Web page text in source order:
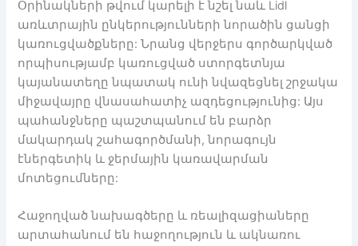
Օրինակների թվում կարելի է նշել նաև Lidl
առևտրային ընկերությունների նորածին ցանցի
կառուցվածքները: Նրանց վերջերս գործարկված
որպիսությամբ կառուցված ստորգետնյա
կայանատեղը նպատակ ունի նվազեցնել շրջակա
միջավայրը վնասահատիչ ազդեցությունից: Այս
պահանջները պաշտպանում են բարձր
մակարդակ շահագործմանի, նորագույն
էներգետիկ և ջերմային կառավարման
մոտեցումները:
Հաջողված նախագծերը և ռեալիզացիաները
արտահանում են հաջողություն և ակնառու